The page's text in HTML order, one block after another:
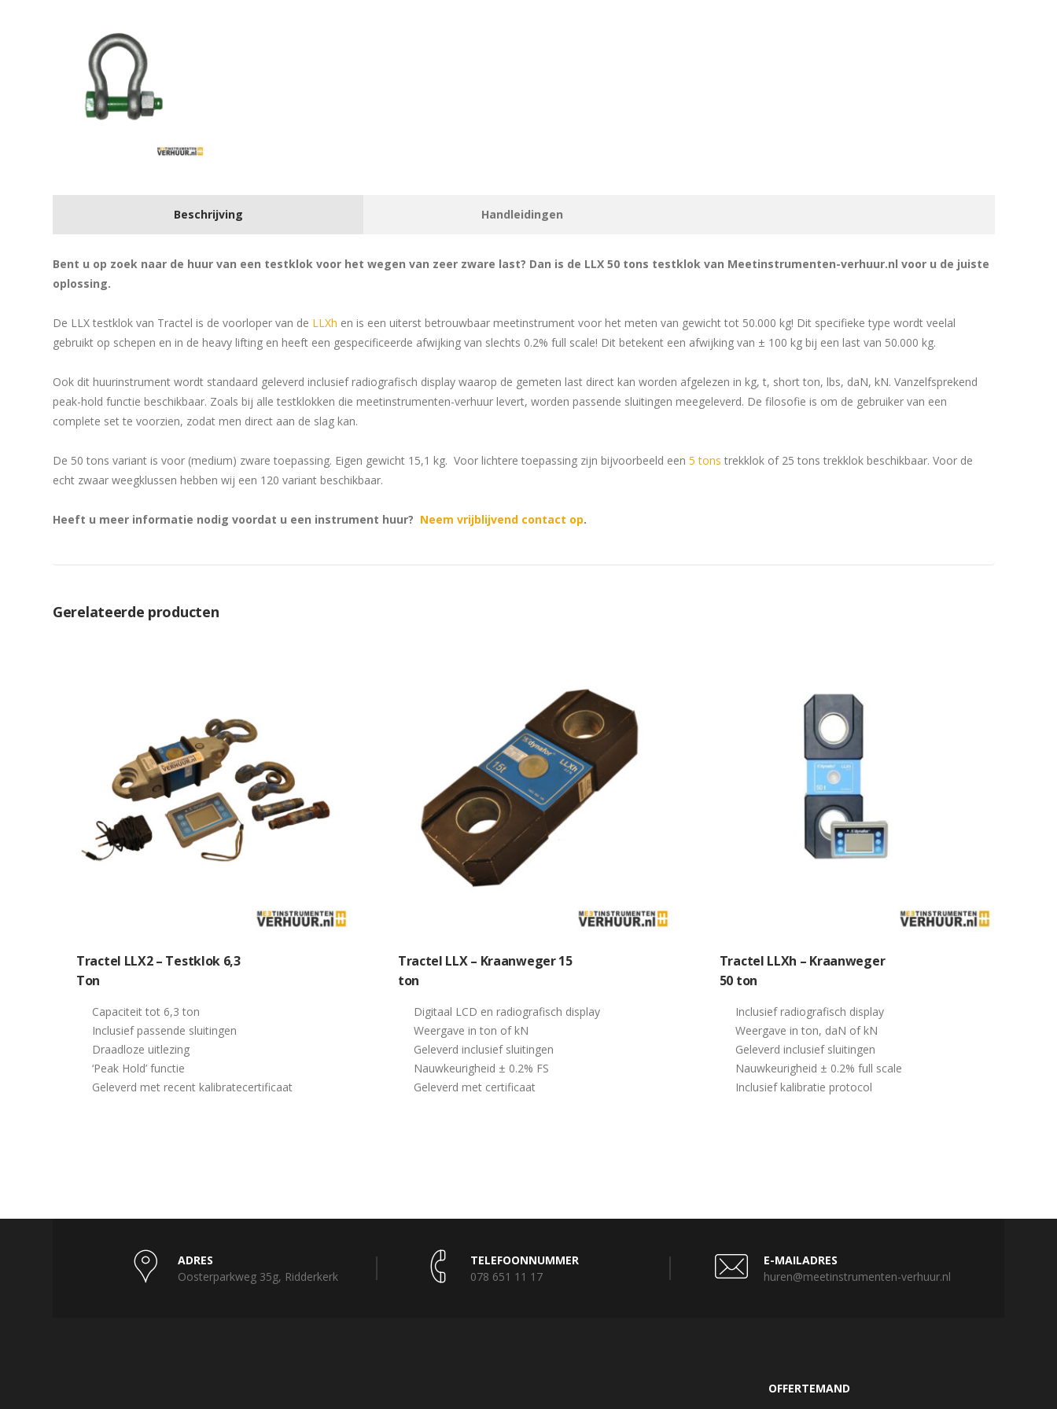
Beschrijving Handleidingen
Bent u op zoek naar de huur van een testklok voor het wegen van zeer zware last? Dan is de LLX 50 tons testklok van Meetinstrumenten-verhuur.nl voor u de juiste
oplossing.
De LLX testklok van Tractel is de voorloper van de LLXh en is een uiterst betrouwbaar meetinstrument voor het meten van gewicht tot 50.000 kg! Dit specifieke type wordt veelal
gebruikt op schepen en in de heavy lifting en heeft een gespecificeerde afwijking van slechts 0.2% full scale! Dit betekent een afwijking van ± 100 kg bij een last van 50.000 kg.
Ook dit huurinstrument wordt standaard geleverd inclusief radiografisch display waarop de gemeten last direct kan worden afgelezen in kg, t, short ton, lbs, daN, kN. Vanzelfsprekend
peak-hold functie beschikbaar. Zoals bij alle testklokken die meetinstrumenten-verhuur levert, worden passende sluitingen meegeleverd. De filosofie is om de gebruiker van een
complete set te voorzien, zodat men direct aan de slag kan.
De 50 tons variant is voor (medium) zware toepassing. Eigen gewicht 15,1 kg. Voor lichtere toepassing zijn bijvoorbeeld een 5 tons trekklok of 25 tons trekklok beschikbaar. Voor de
echt zwaar weegklussen hebben wij een 120 variant beschikbaar.
Heeft u meer informatie nodig voordat u een instrument huur? Neem vrijblijvend contact op.
Gerelateerde producten
Tractel LLX2 – Testklok 6,3
Ton
Capaciteit tot 6,3 ton
Inclusief passende sluitingen
Draadloze uitlezing
‘Peak Hold’ functie
Geleverd met recent kalibratecertificaat
Tractel LLX – Kraanweger 15
ton
Digitaal LCD en radiografisch display
Weergave in ton of kN
Geleverd inclusief sluitingen
Nauwkeurigheid ± 0.2% FS
Geleverd met certificaat
Tractel LLXh – Kraanweger
50 ton
Inclusief radiografisch display
Weergave in ton, daN of kN
Geleverd inclusief sluitingen
Nauwkeurigheid ± 0.2% full scale
Inclusief kalibratie protocol
ADRES
Oosterparkweg 35g, Ridderkerk
TELEFOONNUMMER
078 651 11 17
E-MAILADRES
huren@meetinstrumenten-verhuur.nl
OFFERTEMAND